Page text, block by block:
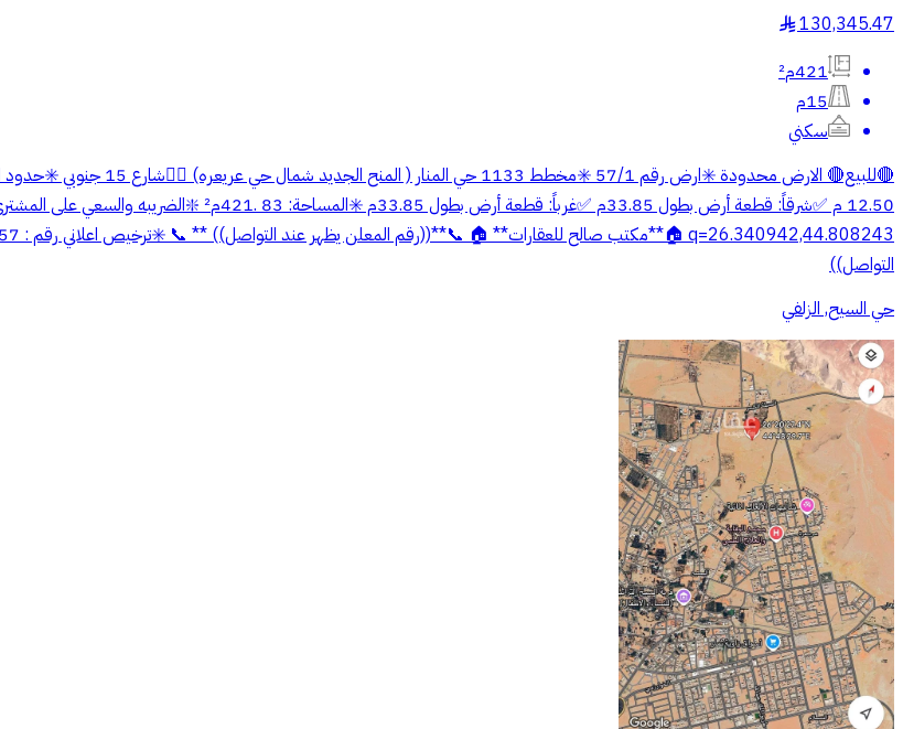
130,345.47
§
421م²
15م
سكني
التواصل))
حي السيح, الزلفي